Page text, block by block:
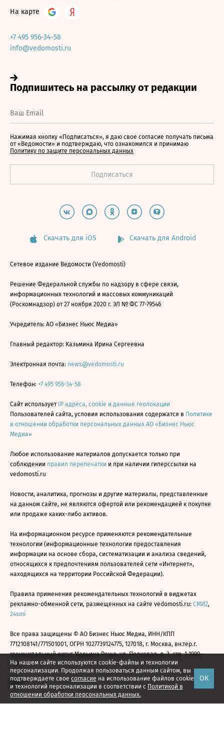
На нашем сайте используются cookie-файлы и технологии
персонализации. Продолжая пользоваться данным сайтом, вы
подтверждаете свое согласие на использование файлов cookie
и технологий персонализации в соответствии с Политикой в
отношении обработки персональных данных.
ОК
На карте
+7 495 956-34-58
info@vedomosti.ru
Нажимая кнопку «Подписаться», я даю свое согласие получать письма
от «Ведомости» и подтверждаю, что ознакомился и принимаю
Политику по защите персональных данных
Скачать для iOS Скачать для Android
Сетевое издание Ведомости (Vedomosti)
Решение Федеральной службы по надзору в сфере связи,
информационных технологий и массовых коммуникаций
(Роскомнадзор) от 27 ноября 2020 г. ЭЛ № ФС 77-79546
Учредитель: АО «Бизнес Ньюс Медиа»
Главный редактор: Казьмина Ирина Сергеевна
Электронная почта: news@vedomosti.ru
Телефон: +7 495 956-34-58
Сайт использует IP адреса, cookie и данные геолокации
Пользователей сайта, условия использования содержатся в Политике
в отношении обработки персональных данных АО «Бизнес Ньюс
Медиа»
Любое использование материалов допускается только при
соблюдении правил перепечатки и при наличии гиперссылки на
vedomosti.ru
Новости, аналитика, прогнозы и другие материалы, представленные
на данном сайте, не являются офертой или рекомендацией к покупке
или продаже каких-либо активов.
На информационном ресурсе применяются рекомендательные
технологии (информационные технологии предоставления
информации на основе сбора, систематизации и анализа сведений,
относящихся к предпочтениям пользователей сети «Интернет»,
находящихся на территории Российской Федерации).
Правила применения рекомендательных технологий в виджетах
рекламно-обменной сети, размещенных на сайте vedomosti.ru: СМИ2,
24smi
Все права защищены © АО Бизнес Ньюс Медиа, ИНН/КПП
7712108141/771501001, ОГРН 1027739124775, 127018, г. Москва, вн.тер.г.
муниципальный округ Марьина Роща, ул. Полковая, д. 3, стр. 1 1999—
2026